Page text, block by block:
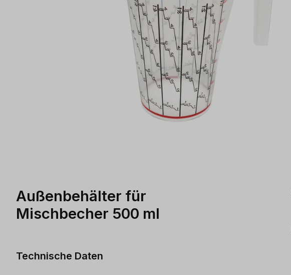
Außenbehälter für
Mischbecher 500 ml
Technische Daten